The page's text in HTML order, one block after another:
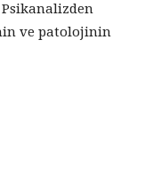
ve patolojinin